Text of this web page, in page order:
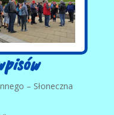
– Słoneczna